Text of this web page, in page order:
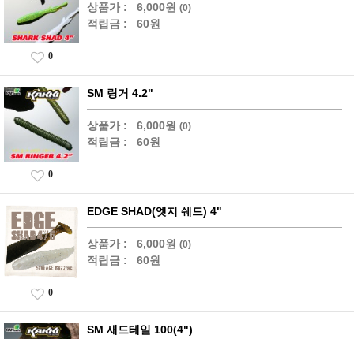
상품가 : 6,000원 (0)
적립금 : 60원
0
SM 링거 4.2"
상품가 : 6,000원 (0)
적립금 : 60원
0
EDGE SHAD(엣지 쉐드) 4"
상품가 : 6,000원 (0)
적립금 : 60원
0
SM 새드테일 100(4")